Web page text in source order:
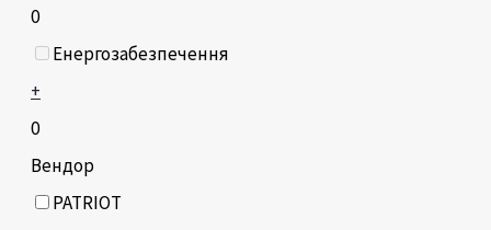
0
Енергозабезпечення
+
0
Вендор
PATRIOT